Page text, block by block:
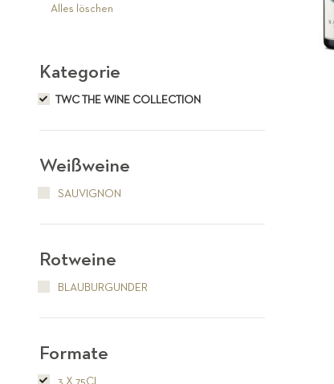
entfernen
Alles löschen
Kategorie
TWC THE WINE COLLECTION
Weißweine
SAUVIGNON
Rotweine
BLAUBURGUNDER
Formate
3 X 75CL